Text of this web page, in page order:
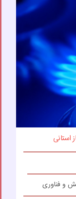
استانی
و فناوری